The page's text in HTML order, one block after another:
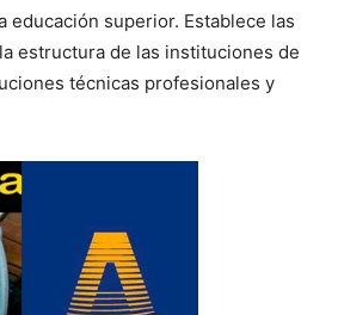
educación superior. Establece las
estructura de las instituciones de
técnicas profesionales y